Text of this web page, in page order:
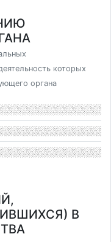
которых
органа
В